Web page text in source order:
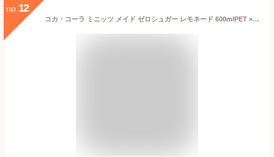
no. 12
コカ・コーラ ミニッツ メイド ゼロシュガー レモネード 600mlPET ×24本